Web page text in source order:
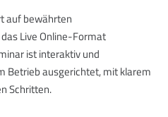
auf bewährten
Live Online-Format
ist interaktiv und
Betrieb ausgerichtet, mit klarem
Schritten.